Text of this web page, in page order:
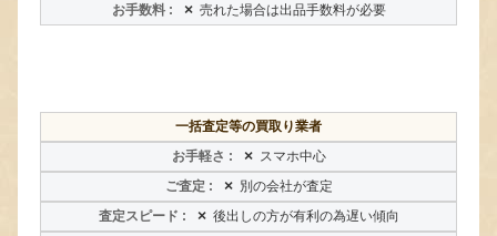
× 売れた場合は出品手数料が必要
一括査定等の買取り業者
× スマホ中心
× 別の会社が査定
× 後出しの方が有利の為遅い傾向